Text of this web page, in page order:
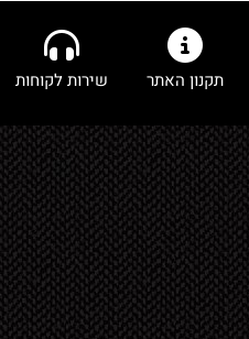
תקנון האתר שירות לקוחות